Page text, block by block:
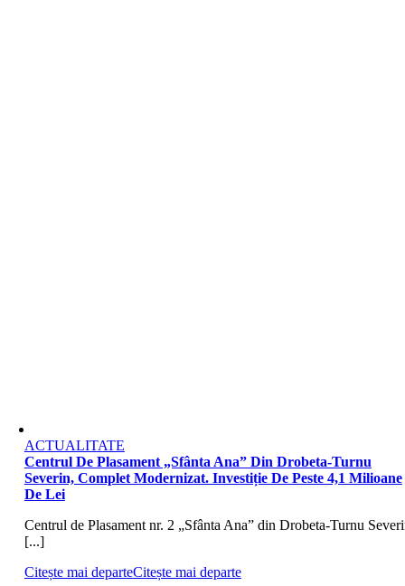
ACTUALITATE
Centrul De Plasament „Sfânta Ana” Din Drobeta-Turnu
Severin, Complet Modernizat. Investiție De Peste 4,1 Milioane
De Lei
Centrul de Plasament nr. 2 „Sfânta Ana” din Drobeta-Turnu
[...]
Citește mai departeCitește mai departe